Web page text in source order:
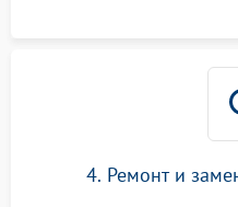
4. Ремонт и